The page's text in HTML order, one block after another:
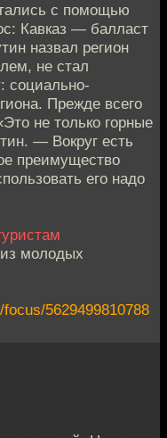
с помощью
Кавказ — балласт
назвал регион
не стал
социально-
Прежде всего
не только горные
— Вокруг есть
преимущество
его надо
молодых
5629499810788